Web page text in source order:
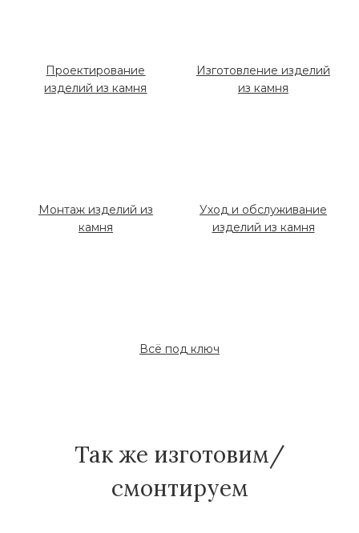
Проектирование
изделий из камня
Изготовление изделий
из камня
Монтаж изделий из
камня
Уход и обслуживание
изделий из камня
Всё под ключ
Так же изготовим/
смонтируем